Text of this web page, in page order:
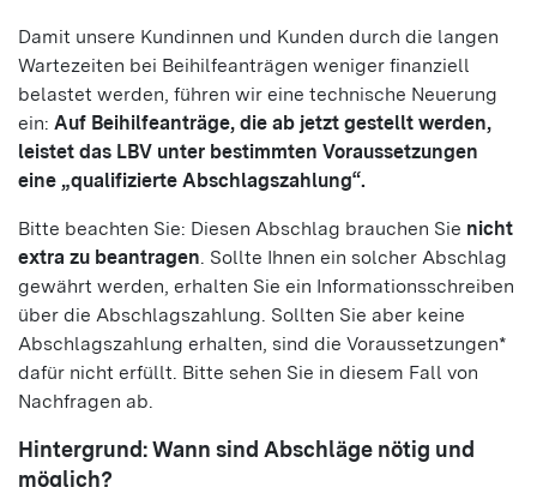
Damit unsere Kundinnen und Kunden durch die langen
Wartezeiten bei Beihilfeanträgen weniger finanziell
belastet werden, führen wir eine technische Neuerung
ein: Auf Beihilfeanträge, die ab jetzt gestellt werden,
leistet das LBV unter bestimmten Voraussetzungen
eine „qualifizierte Abschlagszahlung“.
Bitte beachten Sie: Diesen Abschlag brauchen Sie nicht
extra zu beantragen. Sollte Ihnen ein solcher Abschlag
gewährt werden, erhalten Sie ein Informationsschreiben
über die Abschlagszahlung. Sollten Sie aber keine
Abschlagszahlung erhalten, sind die Voraussetzungen*
dafür nicht erfüllt. Bitte sehen Sie in diesem Fall von
Nachfragen ab.
Hintergrund: Wann sind Abschläge nötig und
möglich?